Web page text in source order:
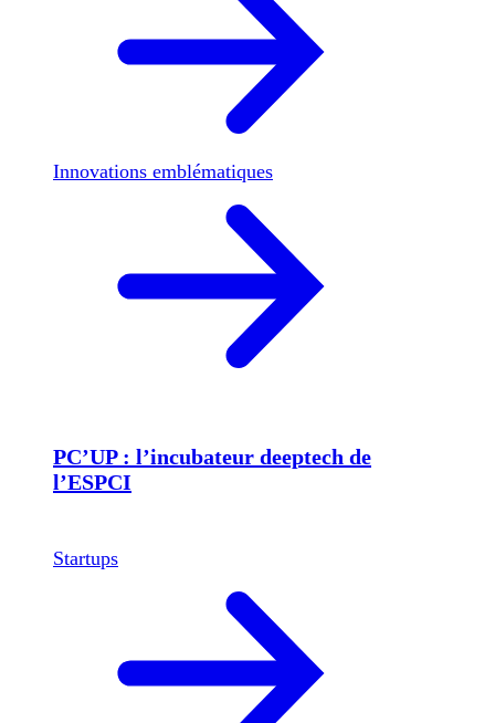
Innovations emblématiques
PC’UP : l’incubateur deeptech de
l’ESPCI
Startups